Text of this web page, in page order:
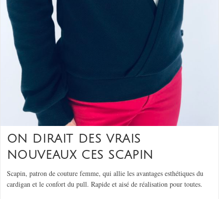
ON DIRAIT DES VRAIS
NOUVEAUX CES SCAPIN
Scapin, patron de couture femme, qui allie les avantages esthétiques du
cardigan et le confort du pull. Rapide et aisé de réalisation pour toutes.